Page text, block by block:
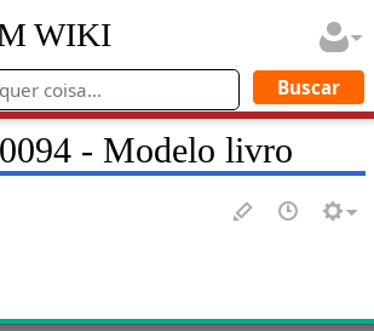
WIKI
- Modelo livro